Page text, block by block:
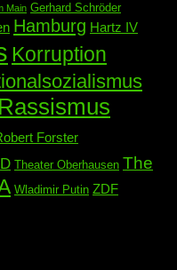
Main Gerhard Schröder
Hamburg Hartz IV
Korruption
Rassismus
Forster
Theater Oberhausen The
Wladimir Putin ZDF